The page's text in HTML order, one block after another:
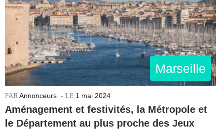
Marseille
Annonceurs 1 mai 2024
Aménagement et festivités, la Métropole et
le Département au plus proche des Jeux